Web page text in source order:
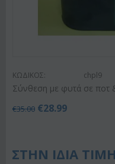
ΚΩΔΙΚΟΣ: chpl9
Σύνθεση με φυτά σε ποτ
€35.00 €28.99
ΣΤΗΝ ΙΔΙΑ ΤΙΜΗ